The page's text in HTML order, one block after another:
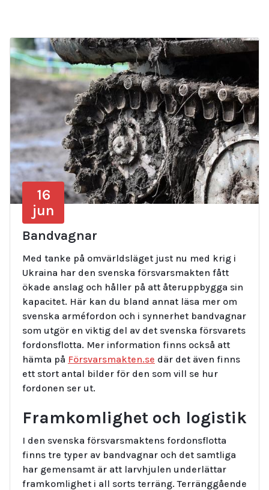
16
jun
Bandvagnar
Med tanke på omvärldsläget just nu med krig i
Ukraina har den svenska försvarsmakten fått
ökade anslag och håller på att återuppbygga sin
kapacitet. Här kan du bland annat läsa mer om
svenska arméfordon och i synnerhet bandvagnar
som utgör en viktig del av det svenska försvarets
fordonsflotta. Mer information finns också att
hämta på Försvarsmakten.se där det även finns
ett stort antal bilder för den som vill se hur
fordonen ser ut.
Framkomlighet och logistik
I den svenska försvarsmaktens fordonsflotta
finns tre typer av bandvagnar och det samtliga
har gemensamt är att larvhjulen underlättar
framkomlighet i all sorts terräng. Terränggående